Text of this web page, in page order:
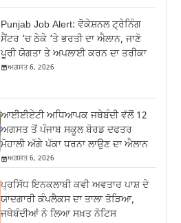
Punjab Job Alert: ਵੋਕੇਸ਼ਨਲ ਟ੍ਰੇਨਿੰਗ
ਸੈਂਟਰ ‘ਚ ਠੇਕੇ ‘ਤੇ ਭਰਤੀ ਦਾ ਐਲਾਨ, ਜਾਣੋ
ਪੂਰੀ ਯੋਗਤਾ ਤੇ ਅਪਲਾਈ ਕਰਨ ਦਾ ਤਰੀਕਾ
ਅਗਸਤ 6, 2026
ਆਈਈਏਟੀ ਅਧਿਆਪਕ ਜਥੇਬੰਦੀ ਵੱਲੋਂ 12
ਅਗਸਤ ਤੋਂ ਪੰਜਾਬ ਸਕੂਲ ਬੋਰਡ ਦਫਤਰ
ਮੋਹਾਲੀ ਅੱਗੇ ਪੱਕਾ ਧਰਨਾ ਲਾਉਣ ਦਾ ਐਲਾਨ
ਅਗਸਤ 6, 2026
ਪ੍ਰਸਿੱਧ ਇਨਕਲਾਬੀ ਕਵੀ ਅਵਤਾਰ ਪਾਸ਼ ਦੇ
ਯਾਦਗਾਰੀ ਕੰਪਲੈਕਸ ਦਾ ਤਾਲਾ ਤੋੜਿਆ,
ਜਥੇਬੰਦੀਆਂ ਨੇ ਲਿਆ ਸਖ਼ਤ ਨੋਟਿਸ